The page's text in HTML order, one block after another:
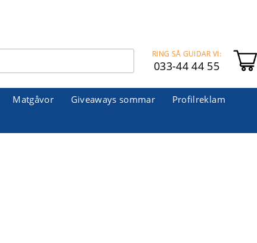
RING SÅ GUIDAR VI:
033-44 44 55
Matgåvor Giveaways sommar
Profilreklam